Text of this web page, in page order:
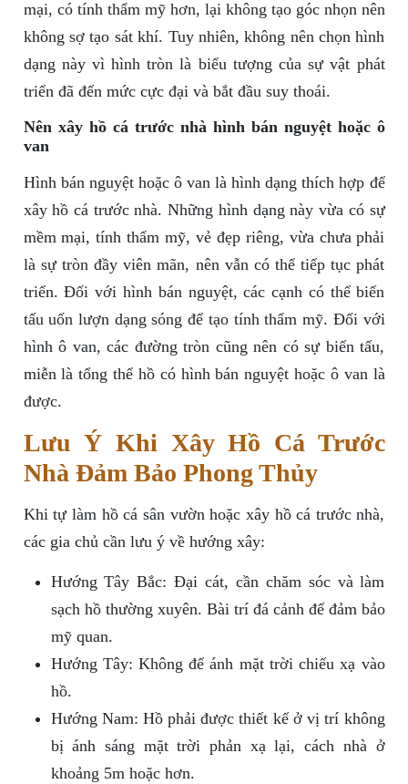
mại, có tính thẩm mỹ hơn, lại không tạo góc nhọn nên
không sợ tạo sát khí. Tuy nhiên, không nên chọn hình
dạng này vì hình tròn là biểu tượng của sự vật phát
triển đã đến mức cực đại và bắt đầu suy thoái.
Nên xây hồ cá trước nhà hình bán nguyệt hoặc ô
van
Hình bán nguyệt hoặc ô van là hình dạng thích hợp để
xây hồ cá trước nhà. Những hình dạng này vừa có sự
mềm mại, tính thẩm mỹ, vẻ đẹp riêng, vừa chưa phải
là sự tròn đầy viên mãn, nên vẫn có thể tiếp tục phát
triển. Đối với hình bán nguyệt, các cạnh có thể biến
tấu uốn lượn dạng sóng để tạo tính thẩm mỹ. Đối với
hình ô van, các đường tròn cũng nên có sự biến tấu,
miễn là tổng thể hồ có hình bán nguyệt hoặc ô van là
được.
Lưu Ý Khi Xây Hồ Cá Trước
Nhà Đảm Bảo Phong Thủy
Khi tự làm hồ cá sân vườn hoặc xây hồ cá trước nhà,
các gia chủ cần lưu ý về hướng xây:
Hướng Tây Bắc: Đại cát, cần chăm sóc và làm
sạch hồ thường xuyên. Bài trí đá cảnh để đảm bảo
mỹ quan.
Hướng Tây: Không để ánh mặt trời chiếu xạ vào
hồ.
Hướng Nam: Hồ phải được thiết kế ở vị trí không
bị ánh sáng mặt trời phản xạ lại, cách nhà ở
khoảng 5m hoặc hơn.